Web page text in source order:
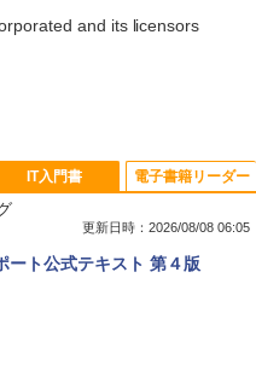
and its licensors
Neo A18 Proチッ
、Liquid Retinaディスプ
カード - 800 Robux 【限
ード】 ロブロックス | オン
IT入門書
更新日時：2026/08/08 06:05
ート公式テキスト 第４版
電子書籍リーダー